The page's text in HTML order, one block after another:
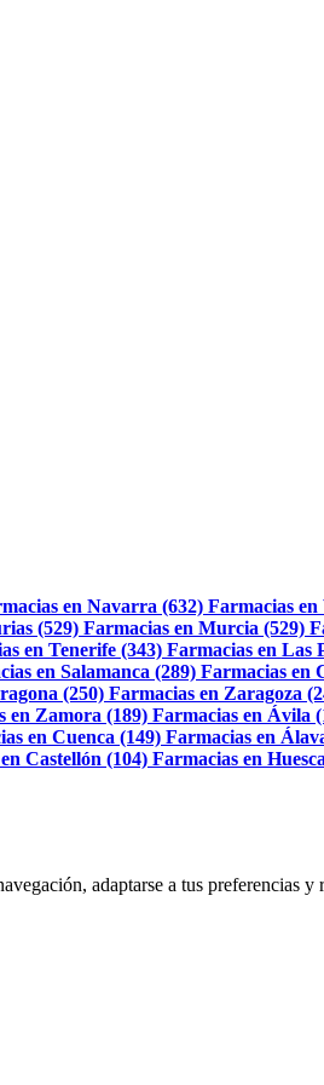
en Navarra (632) Farmacias en
(529) Farmacias en Murcia (529)
en Tenerife (343) Farmacias en Las
en Salamanca (289) Farmacias en
(250) Farmacias en Zaragoza
en Zamora (189) Farmacias en Ávila
en Cuenca (149) Farmacias en
Castellón (104) Farmacias en
adaptarse a tus preferencias